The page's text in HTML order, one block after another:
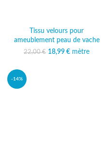
Tissu velours pour
ameublement peau de vache
22,00€ Le prix initial était :
18,99 €
Le prix
mètre
-14%